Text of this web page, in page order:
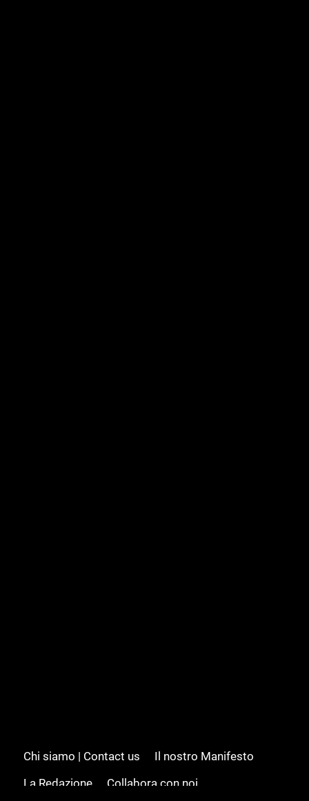
Chi siamo | Contact us
Il nostro Manifesto
La Redazione
Collabora con noi